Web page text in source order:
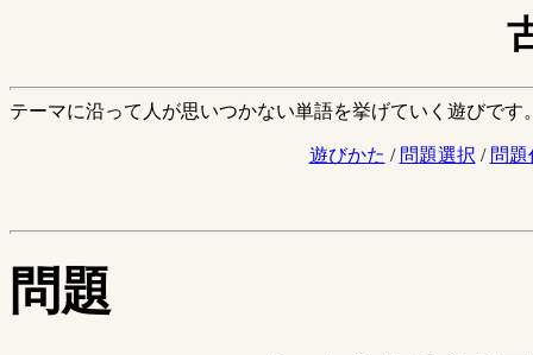
テーマに沿って人が思いつかない単語を挙げていく遊びです
遊びかた / 問題選択 / 問題
問題